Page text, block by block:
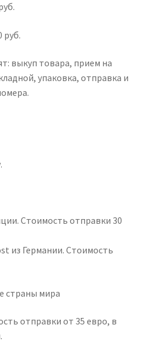
руб.
выкуп товара, прием на
упаковка, отправка и
Стоимость отправки 30
из Германии. Стоимость
страны мира
отправки от 35 евро, в